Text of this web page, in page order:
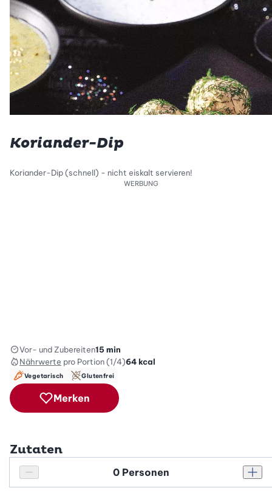
Koriander-Dip
Koriander-Dip (schnell) - nicht eiskalt servieren!
WERBUNG
Vor- und Zubereiten15 min
Nährwerte pro Portion (1/4)64kcal
Vegetarisch Glutenfrei
Merken
Zutaten
Personenanzahl verringern
Personenanzahl